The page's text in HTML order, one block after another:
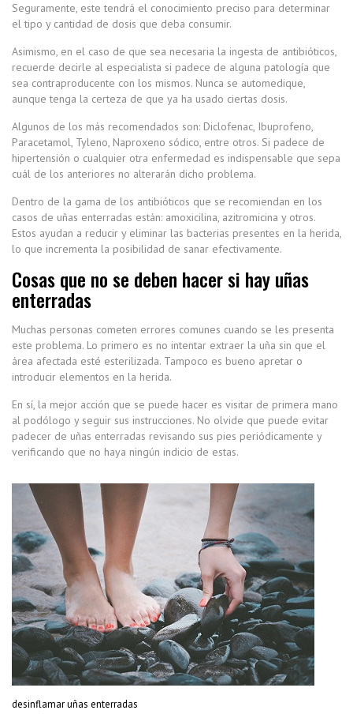
Seguramente, este tendrá el conocimiento preciso para determinar
el tipo y cantidad de dosis que deba consumir.
Asimismo, en el caso de que sea necesaria la ingesta de antibióticos,
recuerde decirle al especialista si padece de alguna patología que
sea contraproducente con los mismos. Nunca se automedique,
aunque tenga la certeza de que ya ha usado ciertas dosis.
Algunos de los más recomendados son: Diclofenac, Ibuprofeno,
Paracetamol, Tyleno, Naproxeno sódico, entre otros. Si padece de
hipertensión o cualquier otra enfermedad es indispensable que sepa
cuál de los anteriores no alterarán dicho problema.
Dentro de la gama de los antibióticos que se recomiendan en los
casos de uñas enterradas están: amoxicilina, azitromicina y otros.
Estos ayudan a reducir y eliminar las bacterias presentes en la herida,
lo que incrementa la posibilidad de sanar efectivamente.
Cosas que no se deben hacer si hay uñas
enterradas
Muchas personas cometen errores comunes cuando se les presenta
este problema. Lo primero es no intentar extraer la uña sin que el
área afectada esté esterilizada. Tampoco es bueno apretar o
introducir elementos en la herida.
En sí, la mejor acción que se puede hacer es visitar de primera mano
al podólogo y seguir sus instrucciones. No olvide que puede evitar
padecer de uñas enterradas revisando sus pies periódicamente y
verificando que no haya ningún indicio de estas.
desinflamar uñas enterradas